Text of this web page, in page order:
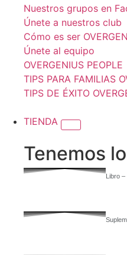
Nuestros grupos en
Únete a nuestros club
Cómo es ser
Únete al equipo
OVERGENIUS PEOPLE
TIPS PARA FAMILIAS
TIPS DE ÉXITO
TIENDA
Tenemos
Libro –